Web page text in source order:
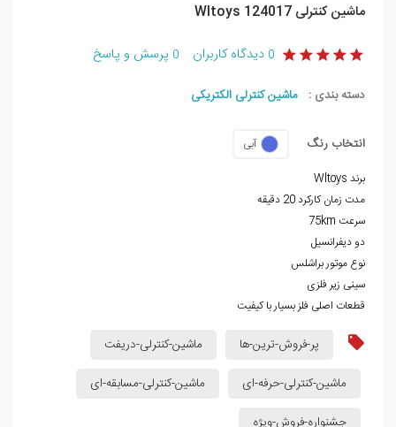
ماشین کنترلی Wltoys 124017
0 دیدگاه کاربران 0 پرسش و پاسخ
دسته بندی : ماشین کنترلی الکتریکی
انتخاب رنگ
آبی
برند Wltoys
مدت زمان کارکرد 20 دقیقه
سرعت 75km
دو دیفرانسیل
نوع موتور براشلس
سینی زیر فلزی
قطعات اصلی فلز بسیار با کیفیت
پر-فروش-ترین-ها
ماشین-کنترلی-دریفت
ماشین-کنترلی-حرفه-ای
ماشین-کنترلی-مسابقه-ای
جشنواره-فروش-ویژه